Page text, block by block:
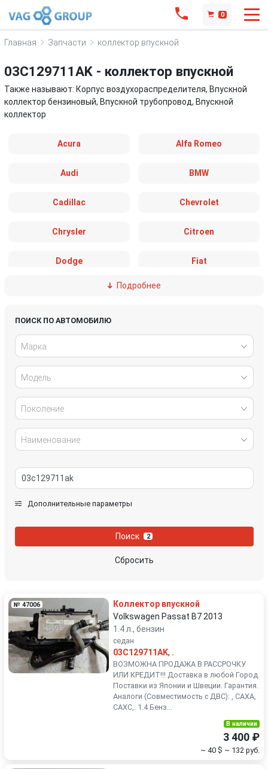
0
Главная Запчасти коллектор впускной
03C129711AK - коллектор впускной
Также называют: Корпус воздухораспределителя, Впускной
коллектор бензиновый, Впускной трубопровод, Впускной
коллектор
Acura Alfa Romeo
Audi BMW
Cadillac Chevrolet
Chrysler Citroen
Dodge Fiat
Honda
Kia
Land Rover
Mazda Mercedes-Benz
Nissan Opel
SEAT Skoda
Smart
Subaru Suzuki
Volkswagen
Подробнее
ПОИСК ПО АВТОМОБИЛЮ
Марка
Модель
Поколение
Наименование
Дополнительные параметры
Поиск 2
Сбросить
№ 47006
Коллектор впускной
Volkswagen Passat B7 2013
1.4 л., бензин
седан
03C129711AK, .
ВОЗМОЖНА ПРОДАЖА В РАССРОЧКУ
ИЛИ КРЕДИТ!!! Доставка в любой Город.
Поставки из Японии и Швеции. Гарантия.
Аналоги (Совместимость с ДВС): , CAXA,
CAXC,. 1.4 Бенз...
В наличии
3 400 ₽
~ 40 $ ~ 132 руб.